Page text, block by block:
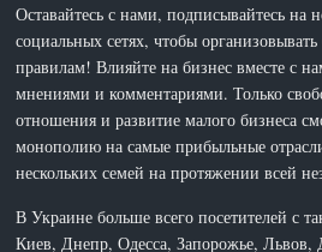
Оставайтесь с нами, подписывайтесь на
социальных сетях, чтобы
правилам! Влияйте на бизнес вместе с
мнениями и комментариями. Только
отношения и развитие малого бизнеса
монополию на самые прибыльные
нескольких семей на протяжении всей
В Украине больше всего посетителей с
Киев, Днепр, Одесса, Запорожье, Львов,